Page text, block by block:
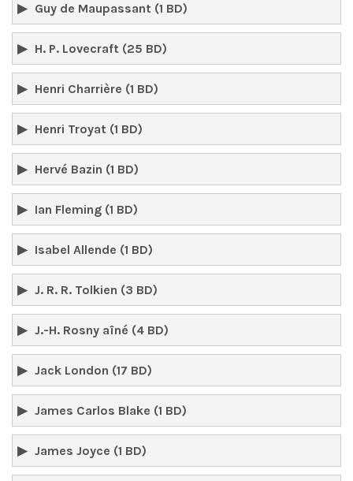
Guy de Maupassant (1 BD)
H. P. Lovecraft (25 BD)
Henri Charrière (1 BD)
Henri Troyat (1 BD)
Hervé Bazin (1 BD)
Ian Fleming (1 BD)
Isabel Allende (1 BD)
J. R. R. Tolkien (3 BD)
J.-H. Rosny aîné (4 BD)
Jack London (17 BD)
James Carlos Blake (1 BD)
James Joyce (1 BD)